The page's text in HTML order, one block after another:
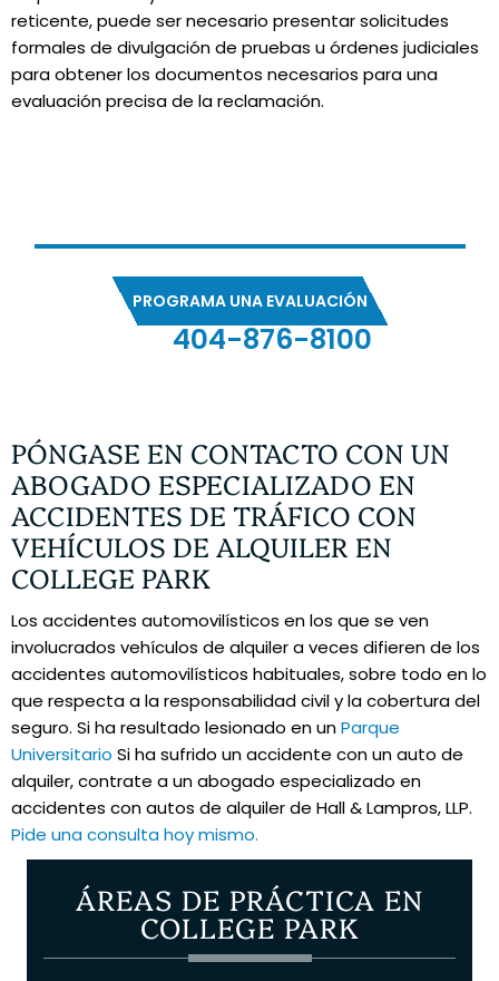
reticente, puede ser necesario presentar solicitudes
formales de divulgación de pruebas u órdenes judiciales
para obtener los documentos necesarios para una
evaluación precisa de la reclamación.
PROGRAMA UNA EVALUACIÓN
404-876-8100
PÓNGASE EN CONTACTO CON UN
ABOGADO ESPECIALIZADO EN
ACCIDENTES DE TRÁFICO CON
VEHÍCULOS DE ALQUILER EN
COLLEGE PARK
Los accidentes automovilísticos en los que se ven
involucrados vehículos de alquiler a veces difieren de los
accidentes automovilísticos habituales, sobre todo en lo
que respecta a la responsabilidad civil y la cobertura del
seguro. Si ha resultado lesionado en unParque
Universitario Si ha sufrido un accidente con un auto de
alquiler, contrate a un abogado especializado en
accidentes con autos de alquiler de Hall & Lampros, LLP.
Pide una consulta hoy mismo.
ÁREAS DE PRÁCTICA EN
COLLEGE PARK